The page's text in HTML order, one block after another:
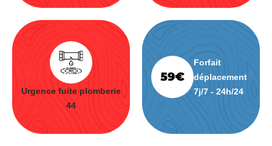
Urgence fuite plomberie
44
Forfait
déplacement
7j/7 - 24h/24